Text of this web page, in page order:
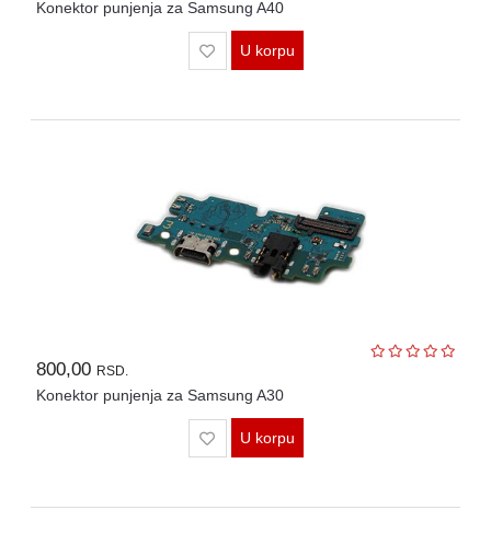
Konektor punjenja za Samsung A40
U korpu
800,00 RSD.
Konektor punjenja za Samsung A30
U korpu